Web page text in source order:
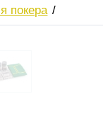
покера